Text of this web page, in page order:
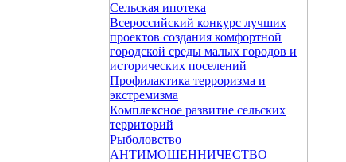
Сельская ипотека
Всероссийский конкурс лучших
проектов создания комфортной
городской среды малых городов и
исторических поселений
Профилактика терроризма и
экстремизма
Комплексное развитие сельских
территорий
Рыболовство
АНТИМОШЕННИЧЕСТВО